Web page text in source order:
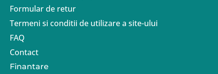
Formular de retur
Termeni si conditii de utilizare a site-ului
FAQ
Contact
Finantare